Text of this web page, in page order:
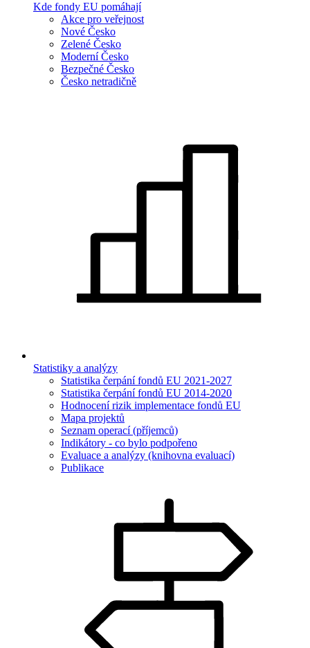
Kde fondy EU pomáhají
Akce pro veřejnost
Nové Česko
Zelené Česko
Moderní Česko
Bezpečné Česko
Česko netradičně
Statistiky a analýzy
Statistika čerpání fondů EU 2021-2027
Statistika čerpání fondů EU 2014-2020
Hodnocení rizik implementace fondů EU
Mapa projektů
Seznam operací (příjemců)
Indikátory - co bylo podpořeno
Evaluace a analýzy (knihovna evaluací)
Publikace